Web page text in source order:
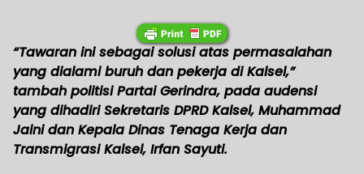
“Tawaran ini sebagai solusi atas permasalahan
yang dialami buruh dan pekerja di Kalsel,”
tambah politisi Partai Gerindra, pada audensi
yang dihadiri Sekretaris DPRD Kalsel, Muhammad
Jaini dan Kepala Dinas Tenaga Kerja dan
Transmigrasi Kalsel, Irfan Sayuti.